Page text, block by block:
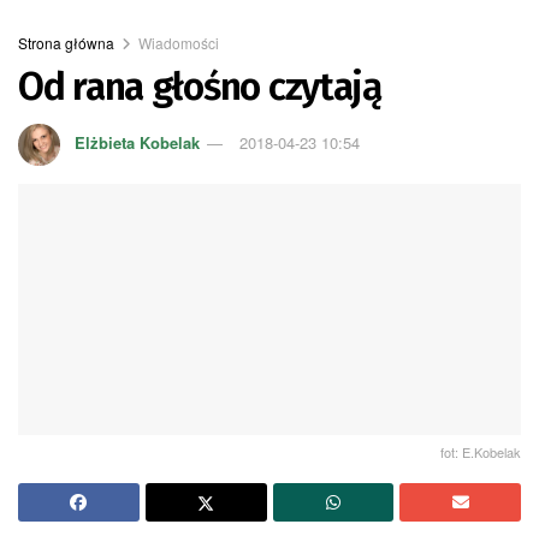
Strona główna Wiadomości
Od rana głośno czytają
Elżbieta Kobelak 2018-04-23 10:54
fot: E.Kobelak